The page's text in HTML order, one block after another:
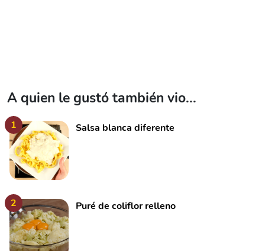
A quien le gustó también vio...
1 Salsa blanca diferente
2 Puré de coliflor relleno